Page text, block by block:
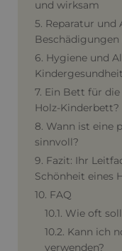
und wirksam
5. Reparatur und
Beschädigungen
6. Hygiene und
Kindergesundheit
7. Ein Bett für
Holz-Kinderbett?
8. Wann ist eine
sinnvoll?
9. Fazit: Ihr
Schönheit eines
10. FAQ
10.1. Wie oft
10.2. Kann ich
verwenden?